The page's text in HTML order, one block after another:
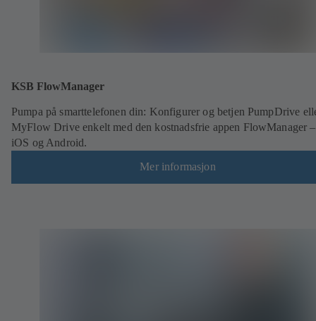
KSB FlowManager
Pumpa på smarttelefonen din: Konfigurer og betjen PumpDrive
MyFlow Drive enkelt med den kostnadsfrie appen FlowManager
iOS og Android.
Mer informasjon